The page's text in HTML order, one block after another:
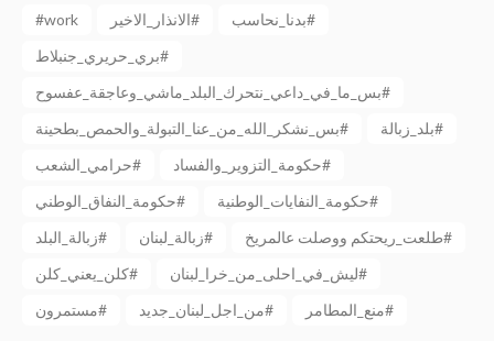
#work
الانذار_الاخير#
بدنا_نحاسب#
بري_حريري_جنبلاط#
بس_ما_في_داعي_نتحرك_البلد_ماشي_وعاجقة_عفسوح#
بس_نشكر_الله_من_عنا_التبولة_والحمص_بطحينة#
بلد_زبالة#
حرامي_الشعب#
حكومة_التزوير_والفساد#
حكومة_النفاق_الوطني#
حكومة_النفايات_الوطنية#
زبالة_البلد#
زبالة_لبنان#
طلعت_ريحتكم ووصلت عالمريخ#
كلن_يعني_كلن#
ليش_في_احلى_من_خرا_لبنان#
مستمرون#
من_اجل_لبنان_جديد# منع_المطامر#